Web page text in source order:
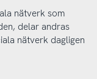
nätverk som
delar andras
nätverk dagligen